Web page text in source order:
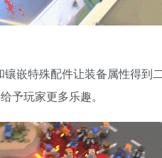
嵌特殊配件让装备属性得到
予玩家更多乐趣。